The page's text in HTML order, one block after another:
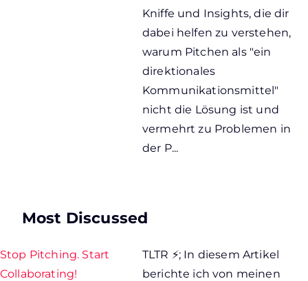
Kniffe und Insights, die dir
dabei helfen zu verstehen,
warum Pitchen als "ein
direktionales
Kommunikationsmittel"
nicht die Lösung ist und
vermehrt zu Problemen in
der P...
Most Discussed
Stop Pitching. Start
Collaborating!
TLTR ⚡; In diesem Artikel
berichte ich von meinen